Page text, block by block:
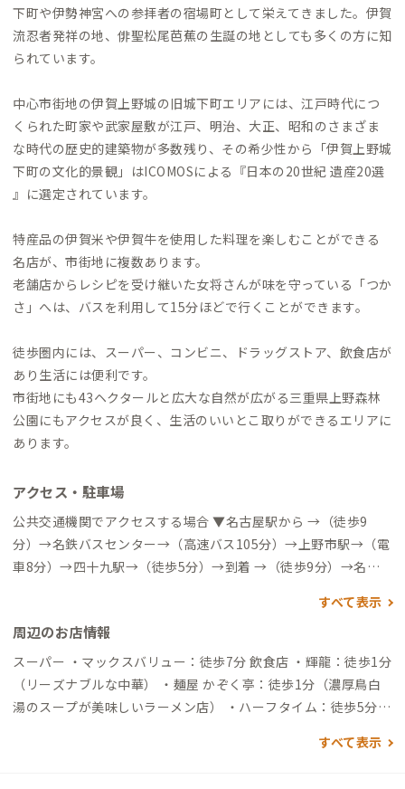
下町や伊勢神宮への参拝者の宿場町として栄えてきました。伊賀
流忍者発祥の地、俳聖松尾芭蕉の生誕の地としても多くの方に知
られています。
中心市街地の伊賀上野城の旧城下町エリアには、江戸時代につ
くられた町家や武家屋敷が江戸、明治、大正、昭和のさまざま
な時代の歴史的建築物が多数残り、その希少性から「伊賀上野城
下町の文化的景観」はICOMOSによる『日本の20世紀 遺産20選
』に選定されています。
特産品の伊賀米や伊賀牛を使用した料理を楽しむことができる
名店が、市街地に複数あります。
老舗店からレシピを受け継いた女将さんが味を守っている「つか
さ」へは、バスを利用して15分ほどで行くことができます。
徒歩圏内には、スーパー、コンビニ、ドラッグストア、飲食店が
あり生活には便利です。
市街地にも43ヘクタールと広大な自然が広がる三重県上野森林
公園にもアクセスが良く、生活のいいとこ取りができるエリアに
あります。
アクセス・駐車場
公共交通機関でアクセスする場合 ▼名古屋駅から →（徒歩9
分）→名鉄バスセンター→（高速バス105分）→上野市駅→（電
車8分）→四十九駅→（徒歩5分）→到着 →（徒歩9分）→名鉄
伊賀神戸駅→（電車17分）→四十九駅→（徒歩5分）→到着 ▼
近鉄大阪難波駅から →（特急電車60分）→伊賀神戸駅→（電車
17分）→四十九駅→（徒歩5分）→到着 自動車でアクセスする
場合 ▼名古屋駅から →（高速50分）→亀山IC→（自動車専用道
すべて表示
周辺のお店情報
スーパー ・マックスバリュー：徒歩7分 飲食店 ・輝龍：徒歩1分
（リーズナブルな中華） ・麺屋 かぞく亭：徒歩1分（濃厚鳥白
湯のスープが美味しいラーメン店） ・ハーフタイム：徒歩5分
すべて表示